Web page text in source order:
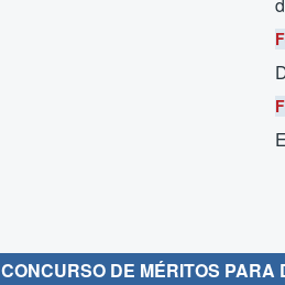
CONCURSO DE MÉRITOS